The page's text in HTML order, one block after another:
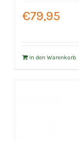
€79,95
In den Warenkorb